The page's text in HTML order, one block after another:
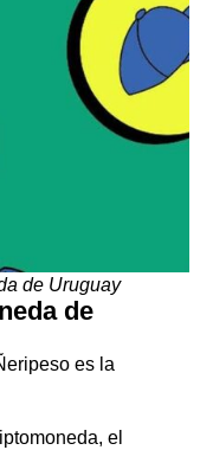
de Uruguay
de
es la
el